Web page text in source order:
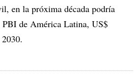
en la próxima década podría
de América Latina, US$